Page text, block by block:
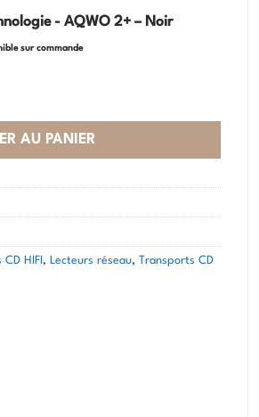
- AQWO 2+ – Noir
sur commande
- AQWO 2+
AU PANIER
CD HIFI , Lecteurs réseau, Transports CD